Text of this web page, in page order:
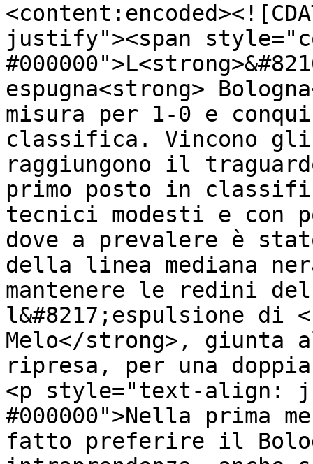
justify"><span
espugna<strong>
misura per 1-0 e
classifica. Vincono
raggiungono il
primo posto in
tecnici modesti e con
dove a prevalere è
della linea mediana
mantenere le redini
l&#8217;espulsione di
Melo</strong>, giunta
ripresa, per una doppia
<p style="text-align:
#000000">Nella prima
fatto preferire il